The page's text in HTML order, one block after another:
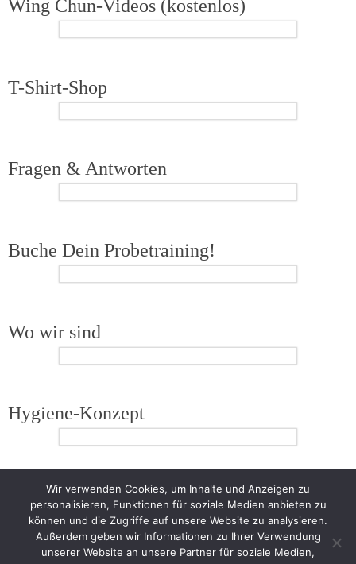
Wing Chun-Videos (kostenlos)
T-Shirt-Shop
Fragen & Antworten
Buche Dein Probetraining!
Wo wir sind
Hygiene-Konzept
Impressum Datenschutz
Wir verwenden Cookies, um Inhalte und Anzeigen zu
personalisieren, Funktionen für soziale Medien anbieten zu
können und die Zugriffe auf unsere Website zu analysieren.
Außerdem geben wir Informationen zu Ihrer Verwendung
unserer Website an unsere Partner für soziale Medien,